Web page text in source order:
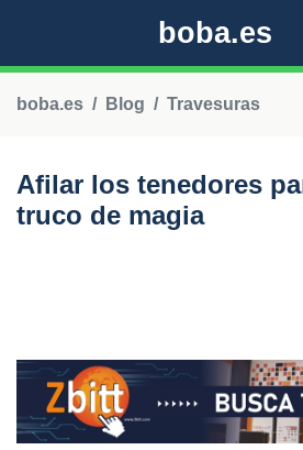
boba.es
boba.es Blog Travesuras
Afilar los tenedores
truco de magia